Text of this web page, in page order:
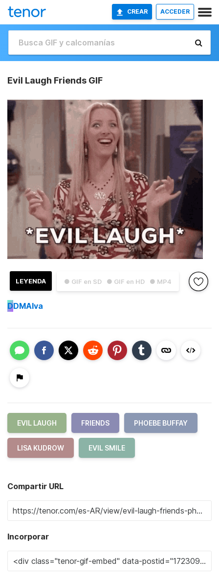
CREAR ACCEDER
Evil Laugh Friends GIF
● GIF en SD ● GIF en HD ● MP4
LEYENDA
DDMAlva
EVIL LAUGH FRIENDS PHOEBE BUFFAY
LISA KUDROW EVIL SMILE
Compartir URL
Incorporar